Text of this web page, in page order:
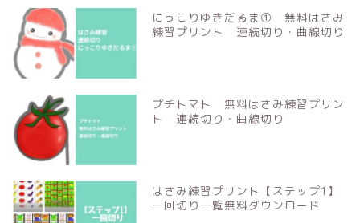
にっこりゆきだるま① 無料はさみ
練習プリント 連続切り・曲線切り
プチトマト 無料はさみ練習プリン
ト 連続切り・曲線切り
はさみ練習プリント【ステップ1】
一回切り一覧無料ダウンロード